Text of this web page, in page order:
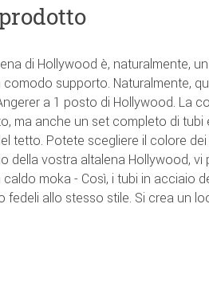
di Hollywood è, naturalmente,
supporto. Naturalmente,
a 1 posto di Hollywood. La
ma anche un set completo di tubi
tetto. Potete scegliere il colore dei
della vostra altalena Hollywood, vi
moka - Così, i tubi in acciaio
fedeli allo stesso stile. Si crea un